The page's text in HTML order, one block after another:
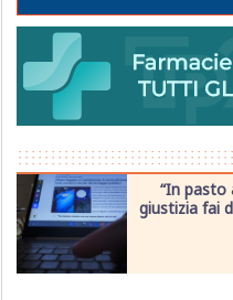
“In pasto
giustizia fai